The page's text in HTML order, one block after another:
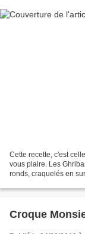
Cette recette, c'est
vous plaire. Les
ronds, craquelés en
Croque